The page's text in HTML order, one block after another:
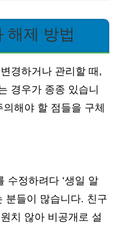
해제 방법
경하거나 관리할 때,
경우가 종종 있습니
해야 할 점들을 구체
수정하려다 ‘생일 알
분들이 많습니다. 친구
치 않아 비공개로 설